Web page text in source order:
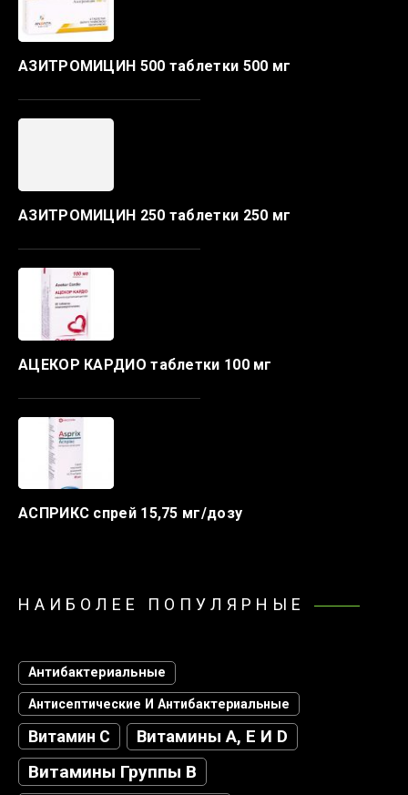
АЗИТРОМИЦИН 500 таблетки 500 мг
АЗИТРОМИЦИН 250 таблетки 250 мг
АЦЕКОР КАРДИО таблетки 100 мг
АСПРИКС спрей 15,75 мг/дозу
НАИБОЛЕЕ ПОПУЛЯРНЫЕ
Антибактериальные
Антисептические И Антибактериальные
Витамин С Витамины А, Е И D
Витамины Группы В